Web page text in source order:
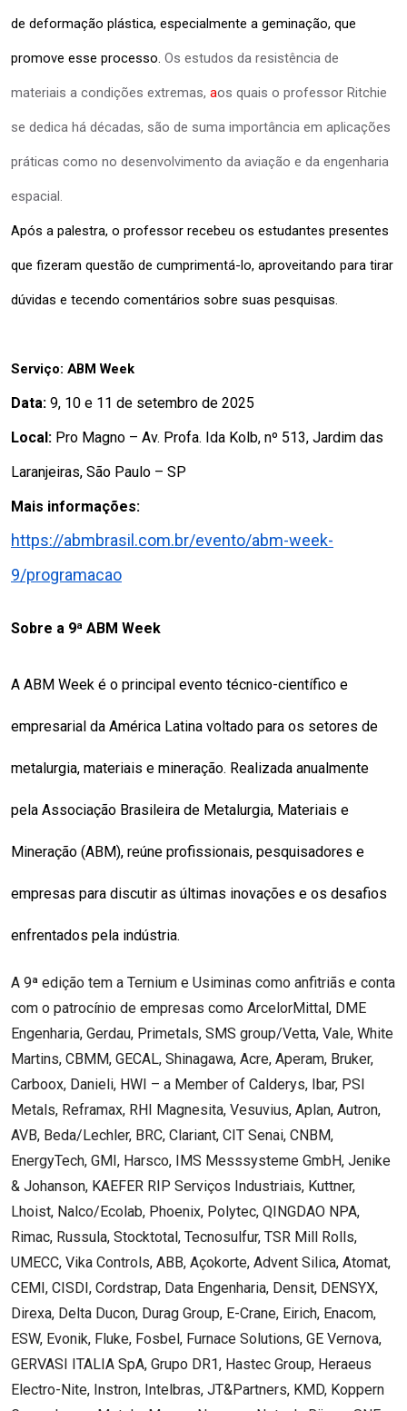
de deformação plástica, especialmente a geminação, que
promove esse processo. Os estudos da resistência de
materiais a condições extremas, aos quais o professor Ritchie
se dedica há décadas, são de suma importância em aplicações
práticas como no desenvolvimento da aviação e da engenharia
espacial.
Após a palestra, o professor recebeu os estudantes presentes
que fizeram questão de cumprimentá-lo, aproveitando para tirar
dúvidas e tecendo comentários sobre suas pesquisas.
Serviço: ABM Week
Data: 9, 10 e 11 de setembro de 2025
Local: Pro Magno – Av. Profa. Ida Kolb, nº 513, Jardim das
Laranjeiras, São Paulo – SP
Mais informações:
https://abmbrasil.com.br/evento/abm-week-
9/programacao
Sobre a 9ª ABM Week
A ABM Week é o principal evento técnico-científico e
empresarial da América Latina voltado para os setores de
metalurgia, materiais e mineração. Realizada anualmente
pela Associação Brasileira de Metalurgia, Materiais e
Mineração (ABM), reúne profissionais, pesquisadores e
empresas para discutir as últimas inovações e os desafios
enfrentados pela indústria.
A 9ª edição tem a Ternium e Usiminas como anfitriãs e conta
com o patrocínio de empresas como ArcelorMittal, DME
Engenharia, Gerdau, Primetals, SMS group/Vetta, Vale, White
Martins, CBMM, GECAL, Shinagawa, Acre, Aperam, Bruker,
Carboox, Danieli, HWI – a Member of Calderys, Ibar, PSI
Metals, Reframax, RHI Magnesita, Vesuvius, Aplan, Autron,
AVB, Beda/Lechler, BRC, Clariant, CIT Senai, CNBM,
EnergyTech, GMI, Harsco, IMS Messsysteme GmbH, Jenike
& Johanson, KAEFER RIP Serviços Industriais, Kuttner,
Lhoist, Nalco/Ecolab, Phoenix, Polytec, QINGDAO NPA,
Rimac, Russula, Stocktotal, Tecnosulfur, TSR Mill Rolls,
UMECC, Vika Controls, ABB, Açokorte, Advent Silica, Atomat,
CEMI, CISDI, Cordstrap, Data Engenharia, Densit, DENSYX,
Direxa, Delta Ducon, Durag Group, E-Crane, Eirich, Enacom,
ESW, Evonik, Fluke, Fosbel, Furnace Solutions, GE Vernova,
GERVASI ITALIA SpA, Grupo DR1, Hastec Group, Heraeus
Electro-Nite, Instron, Intelbras, JT&Partners, KMD, Koppern